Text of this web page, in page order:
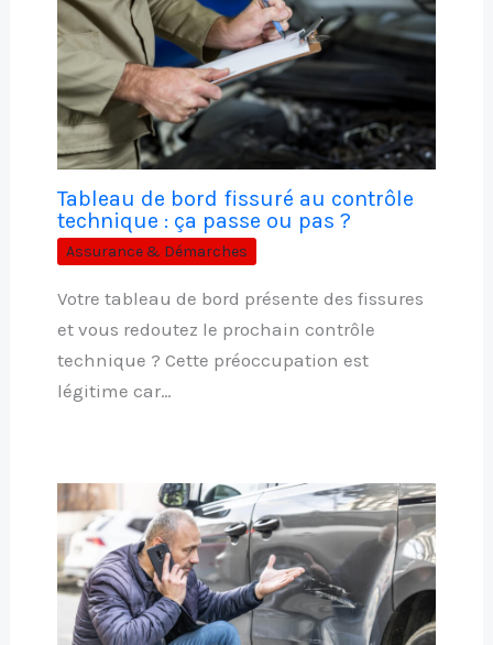
Tableau de bord fissuré au contrôle
technique : ça passe ou pas ?
Assurance & Démarches
Votre tableau de bord présente des fissures
et vous redoutez le prochain contrôle
technique ? Cette préoccupation est
légitime car…